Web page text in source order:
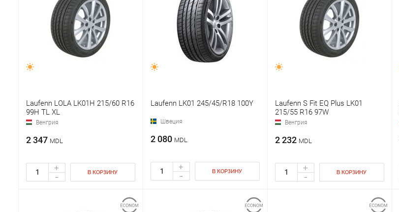
Laufenn LOLA LK01H 215/60 R16
99H TL XL
Венгрия
2 347 MDL
+
- В КОРЗИНУ
Laufenn LK01 245/45/R18 100Y
Швеция
2 080 MDL
+
- В КОРЗИНУ
Laufenn S Fit EQ Plus LK01
215/55 R16 97W
Венгрия
2 232 MDL
+
- В КОРЗИНУ